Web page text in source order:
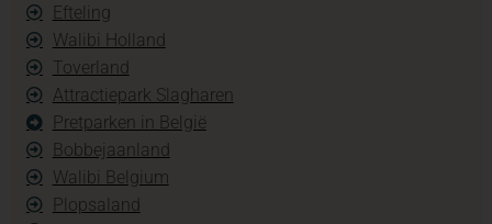
Efteling
Walibi Holland
Toverland
Attractiepark Slagharen
Pretparken in België
Bobbejaanland
Walibi Belgium
Plopsaland